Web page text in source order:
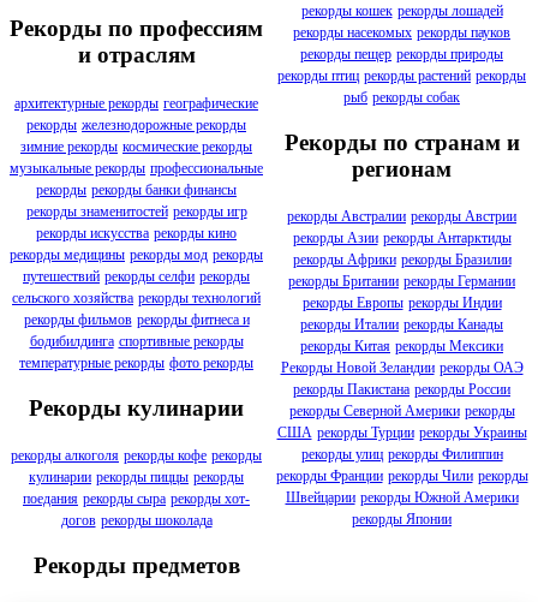
Рекорды по профессиям
и отраслям
архитектурные рекорды географические
рекорды железнодорожные рекорды
зимние рекорды космические рекорды
музыкальные рекорды профессиональные
рекорды рекорды банки финансы
рекорды знаменитостей рекорды игр
рекорды искусства рекорды кино
рекорды медицины рекорды мод рекорды
путешествий рекорды селфи рекорды
сельского хозяйства рекорды технологий
рекорды фильмов рекорды фитнеса и
бодибилдинга спортивные рекорды
температурные рекорды фото рекорды
Рекорды кулинарии
рекорды алкоголя рекорды кофе рекорды
кулинарии рекорды пиццы рекорды
поедания рекорды сыра рекорды хот-
догов рекорды шоколада
Рекорды предметов
рекорды кошек рекорды лошадей
рекорды насекомых рекорды пауков
рекорды пещер рекорды природы
рекорды птиц рекорды растений рекорды
рыб рекорды собак
Рекорды по странам и
регионам
рекорды Австралии рекорды Австрии
рекорды Азии рекорды Антарктиды
рекорды Африки рекорды Бразилии
рекорды Британии рекорды Германии
рекорды Европы рекорды Индии
рекорды Италии рекорды Канады
рекорды Китая рекорды Мексики
Рекорды Новой Зеландии рекорды ОАЭ
рекорды Пакистана рекорды России
рекорды Северной Америки рекорды
США рекорды Турции рекорды Украины
рекорды улиц рекорды Филиппин
рекорды Франции рекорды Чили рекорды
Швейцарии рекорды Южной Америки
рекорды Японии